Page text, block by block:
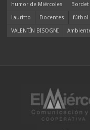
humor de Miércoles
Bordet
Lauritto
Docentes fútbol
VALENTÍN BISOGNI